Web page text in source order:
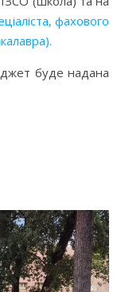
фахового
буде надана